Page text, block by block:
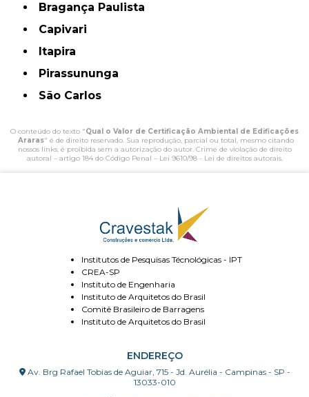
Bragança Paulista
Capivari
Itapira
Pirassununga
São Carlos
O conteúdo do texto "Qual o Valor de Certificação Ambiental de Edificações
Araras" é de direito reservado. Sua reprodução, parcial ou total, mesmo citando
nossos links, é proibida sem a autorização do autor. Crime de violação de direito
autoral – artigo 184 do Código Penal – Lei 9610/98 - Lei de direitos autorais.
Institutos de Pesquisas Técnológicas - IPT
CREA-SP
Instituto de Engenharia
Instituto de Arquitetos do Brasil
Comitê Brasileiro de Barragens
Instituto de Arquitetos do Brasil
ENDEREÇO
Av. Brg Rafael Tobias de Aguiar, 715 - Jd. Aurélia - Campinas - SP -
13033-010